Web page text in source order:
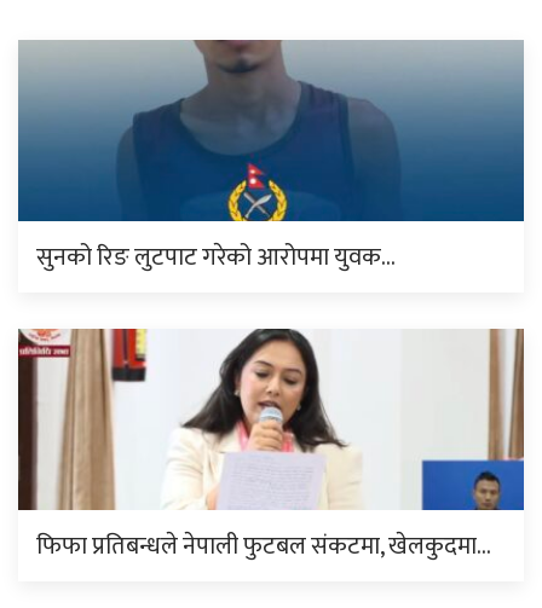
सुनको रिङ लुटपाट गरेको आरोपमा युवक…
फिफा प्रतिबन्धले नेपाली फुटबल संकटमा, खेलकुदमा…